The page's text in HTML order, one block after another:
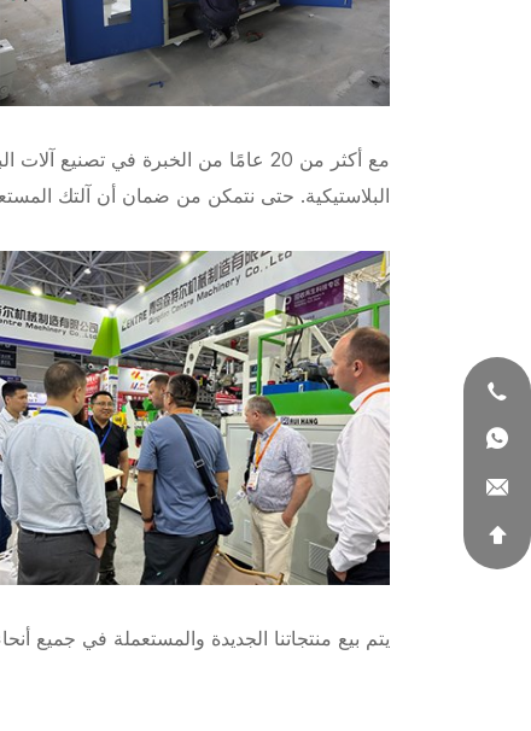
مع أكثر من 20 عامًا من الخبرة في
البلاستيكية. حتى نتمكن من ضمان أن آلتك
يتم بيع منتجاتنا الجديدة والمستعملة في جميع